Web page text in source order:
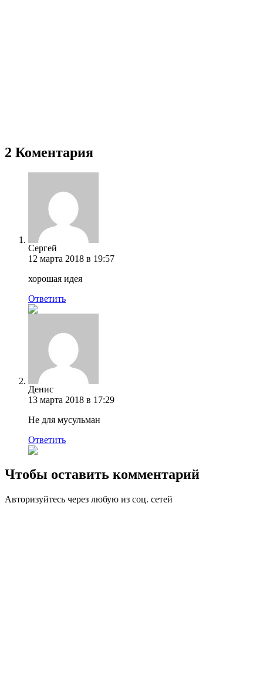
2 Коментария
Сергей
12 марта 2018 в 19:57
хорошая идея
Ответить
Денис
13 марта 2018 в 17:29
Не для мусульман
Ответить
Чтобы оставить комментарий
Авторизуйтесь через любую из соц. сетей